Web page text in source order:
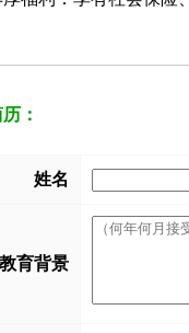
：
姓名
教育背景